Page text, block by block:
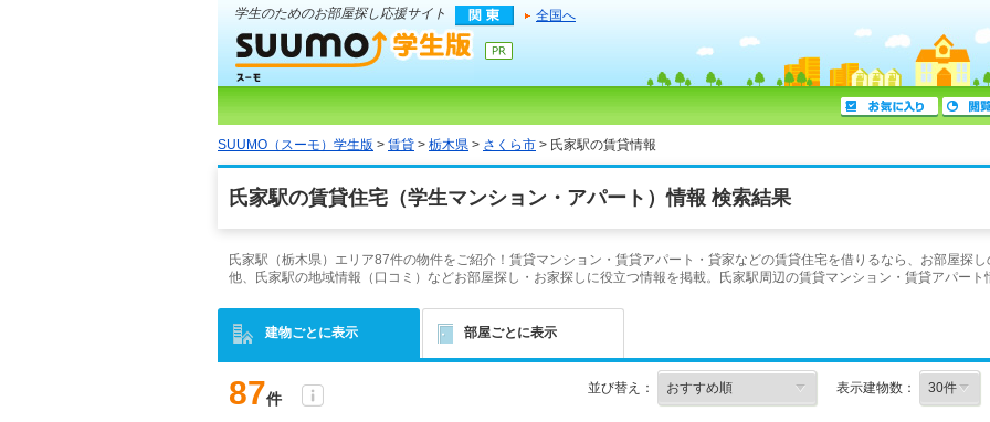
学生のためのお部屋探し応援サイト 全国へ
SUUMO（スーモ）学生版 > 賃貸 > 栃木県 > さくら市 > 氏家駅の賃貸情報
氏家駅の賃貸住宅（学生マンション・アパート）情報 検索結果
氏家駅（栃木県）エリア87件の物件をご紹介！賃貸マンション・賃貸アパート・貸家などの賃貸住宅を借りるなら、お部屋探
他、氏家駅の地域情報（口コミ）などお部屋探し・お家探しに役立つ情報を掲載。氏家駅周辺の賃貸マンション・賃貸アパート
建物ごとに表示 部屋ごとに表示
87件
並び替え： 表示建物数：